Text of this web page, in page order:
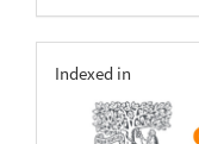
indexing
Indexed in